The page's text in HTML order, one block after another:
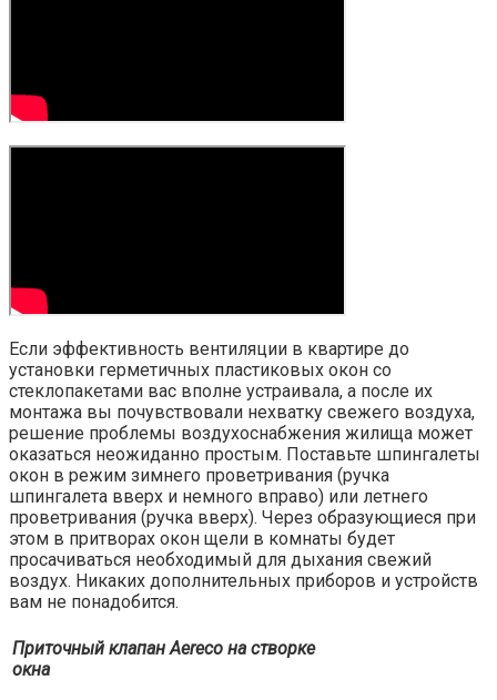
Если эффективность вентиляции в квартире до
установки герметичных пластиковых окон со
стеклопакетами вас вполне устраивала, а после их
монтажа вы почувствовали нехватку свежего воздуха,
решение проблемы воздухоснабжения жилища может
оказаться неожиданно простым. Поставьте шпингалеты
окон в режим зимнего проветривания (ручка
шпингалета вверх и немного вправо) или летнего
проветривания (ручка вверх). Через образующиеся при
этом в притворах окон щели в комнаты будет
просачиваться необходимый для дыхания свежий
воздух. Никаких дополнительных приборов и устройств
вам не понадобится.
Приточный клапан Aereco на створке
окна